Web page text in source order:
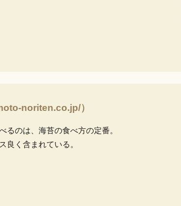
noriten.co.jp/）
るのは、海苔の食べ方の定番。
良く含まれている。